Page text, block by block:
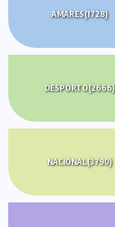
AMARES(1728)
DESPORTO(2666)
NACIONAL(3790)